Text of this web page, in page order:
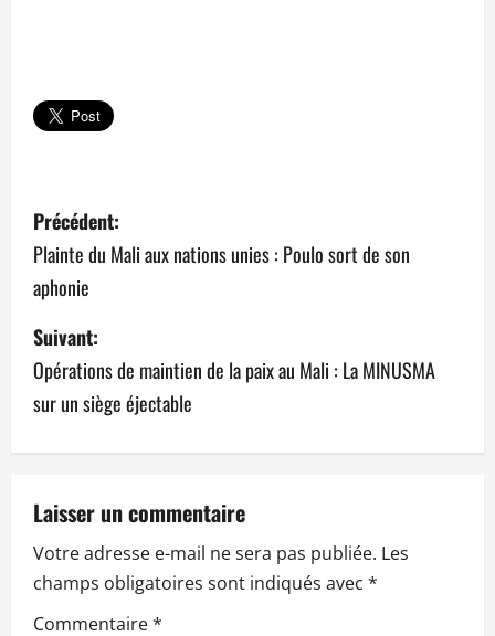
N
a
v
i
g
a
i
o
Précédent:
Plainte du Mali aux nations unies : Poulo sort de son
aphonie
Suivant:
Opérations de maintien de la paix au Mali : La MINUSMA
sur un siège éjectable
Laisser un commentaire
Votre adresse e-mail ne sera pas publiée. Les
champs obligatoires sont indiqués avec *
Commentaire*